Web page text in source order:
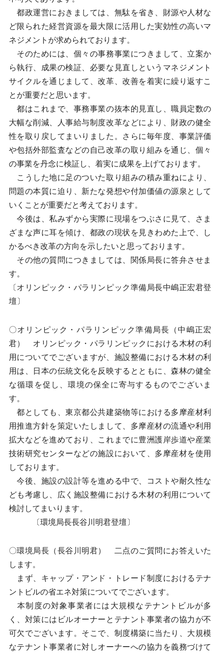
都政運営におきましては、無駄を省き、財源や人材な
ど限られた経営資源を最大限に活用した実効性の高いマ
ネジメントが求められております。
そのためには、個々の事務事業につきまして、立案か
ら執行、成果の検証、必要な見直しというマネジメント
サイクルを通じまして、改革、改善を着実に繰り返すこ
とが重要だと思います。
都はこれまで、事務事業の抜本的見直し、職員定数の
大幅な削減、人事給与制度改革などにより、財政の健全
性を取り戻してまいりました。さらに毎年度、事業評価
や包括外部監査などの自己改革の取り組みを通じ、個々
の事業を丹念に検証し、着実に成果を上げております。
こうした地に足のついた取り組みの積み重ねにより、
問題の本質に迫り、新たな発想や付加価値の源泉として
いくことが重要だと考えております。
今後は、私みずから実際に現場をつぶさに見て、さま
ざまな声に耳を傾け、都政の現状を見きわめた上で、し
かるべき改革の方向を示したいと思っております。
その他の質問につきましては、関係局長に答弁させま
す。
〔オリンピック・パラリンピック準備局長中嶋正宏君登
壇〕
〇オリンピック・パラリンピック準備局長（中嶋正宏
君） オリンピック・パラリンピックにおける木材の利
用についてでございますが、施設整備における木材の利
用は、日本の伝統文化を反映するとともに、森林の健全
な循環を促し、環境の保全に寄与するものでございま
す。
都としても、東京都公共建築物等における多摩産材利
用推進方針を策定いたしまして、多摩産材の流通や利用
拡大などを進めており、これまでに豊洲護岸歩道や産業
技術研究センターなどの施設において、多摩産材を使用
しております。
今後、施設の設計等を進める中で、コストや耐久性な
ども考慮し、広く施設整備における木材の利用について
検討してまいります。
〔環境局長長谷川明君登壇〕
〇環境局長（長谷川明君） 二点のご質問にお答えいた
します。
まず、キャップ・アンド・トレード制度におけるテナ
ントビルの省エネ対策についてでございます。
本制度の対象事業者には大規模なテナントビルが多
く、対策にはビルオーナーとテナント事業者の協力が不
可欠でございます。そこで、制度構築に当たり、大規模
なテナント事業者に対しオーナーへの協力を義務づけて